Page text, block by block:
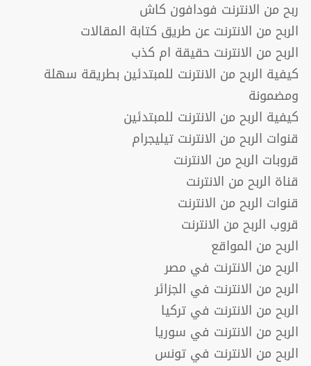
ربح من الانترنت فودافون كاش
الربح من الانترنت عن طريق كتابة المقالات
الربح من الانترنت حقيقة ام كذب
كيفية الربح من الانترنت للمبتدئين بطريقة سهلة
ومضمونة
كيفية الربح من الانترنت للمبتدئين
قنوات الربح من الانترنت تيليجرام
قروبات الربح من الانترنت
قناة الربح من الانترنت
قنوات الربح من الانترنت
قروب الربح من الانترنت
الربح من المواقع
الربح من الانترنت في مصر
الربح من الانترنت في الجزائر
الربح من الانترنت في تركيا
الربح من الانترنت في سوريا
الربح من الانترنت في تونس